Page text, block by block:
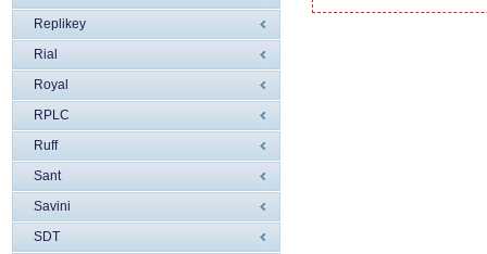
Replikey
Rial
Royal
RPLC
Ruff
Sant
Savini
SDT